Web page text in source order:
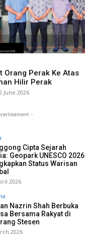
Orang Perak Ke Atas
Hilir Perak
June 2026
-
Cipta Sejarah
Geopark UNESCO 2026
Status Warisan
2026
Nazrin Shah Berbuka
Bersama Rakyat di
Stesen
2026